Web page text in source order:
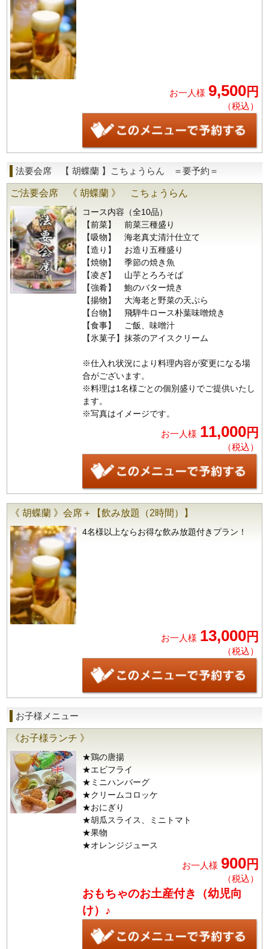
お一人様 9,500円
（税込）
法要会席 【 胡蝶蘭 】こちょうらん ＝要予約＝
ご法要会席 《 胡蝶蘭 》 こちょうらん
コース内容（全10品）
【前菜】 前菜三種盛り
【吸物】 海老真丈清汁仕立て
【造り】 お造り五種盛り
【焼物】 季節の焼き魚
【凌ぎ】 山芋とろろそば
【強肴】 鮑のバター焼き
【揚物】 大海老と野菜の天ぷら
【台物】 飛騨牛ロース朴葉味噌焼き
【食事】 ご飯、味噌汁
【氷菓子】抹茶のアイスクリーム
※仕入れ状況により料理内容が変更になる場
合がございます。
※料理は1名様ごとの個別盛りでご提供いたし
ます。
※写真はイメージです。
お一人様 11,000円
（税込）
《 胡蝶蘭 》会席＋【飲み放題（2時間）】
4名様以上ならお得な飲み放題付きプラン！
お一人様 13,000円
（税込）
お子様メニュー
《お子様ランチ 》
★鶏の唐揚
★エビフライ
★ミニハンバーグ
★クリームコロッケ
★おにぎり
★胡瓜スライス、ミニトマト
★果物
★オレンジジュース
お一人様 900円
（税込）
おもちゃのお土産付き（幼児向
け）♪